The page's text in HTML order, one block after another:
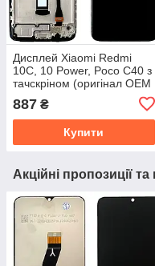
Дисплей Xiaomi Redmi
10C, 10 Power, Poco C40 з
тачскріном (оригінал OEM
887 ₴
Купити
Акційні пропозиції